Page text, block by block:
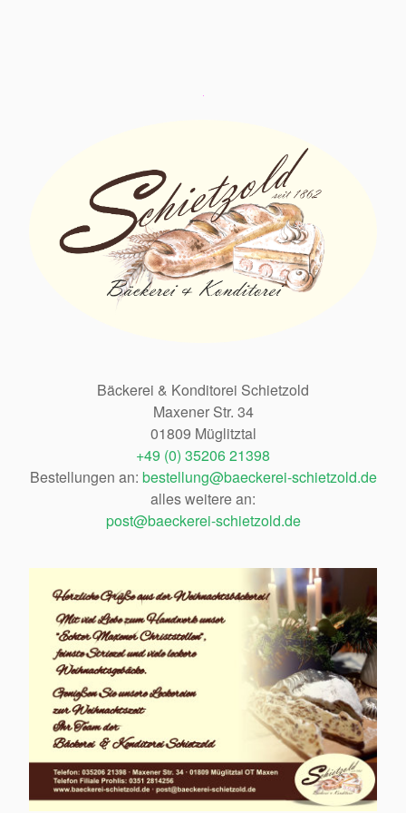
Bäckerei & Konditorei Schietzold
Maxener Str. 34
01809 Müglitztal
+49 (0) 35206 21398
Bestellungen an: bestellung@baeckerei-schietzold.de
alles weitere an:
post@baeckerei-schietzold.de